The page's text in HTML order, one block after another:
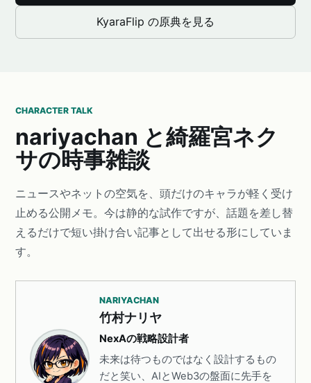
KyaraFlip の原典を見る
CHARACTER TALK
nariyachan と綺羅宮ネク
サの時事雑談
ニュースやネットの空気を、頭だけのキャラが軽く受け
止める公開メモ。今は静的な試作ですが、話題を差し替
えるだけで短い掛け合い記事として出せる形にしていま
す。
NARIYACHAN
竹村ナリヤ
NexAの戦略設計者
未来は待つものではなく設計するもの
だと笑い、AIとWeb3の盤面に先手を